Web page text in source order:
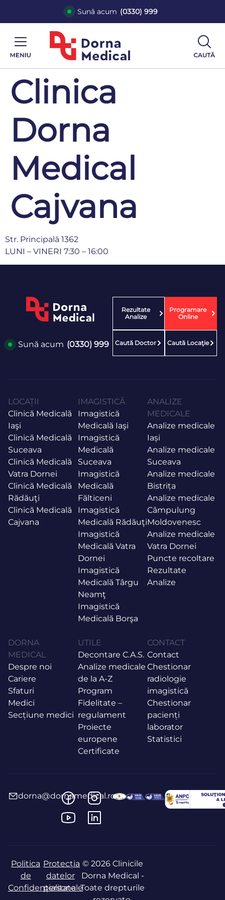
Sună acum (0330) 999
Clinica
Dorna
Medical
Cajvana
Str. Principală 1362
LUNI – VINERI 7:30 – 16:00
Sună acum (0330) 999
Rezultate
Analize
Programare
Online
Caută Doctor Caută Locaţie
LOCAȚII
Clinică Medicală
Iaşi
Clinică Medicală
Suceava
Clinică Medicală
Vatra Dornei
Clinică Medicală
Rădăuţi
Clinică Medicală
Cajvana
IMAGISTICĂ
Imagistică
Medicală Iaşi
Imagistică
Medicală
Suceava
Imagistică
Medicală
Fălticeni
Imagistică
Medicală Rădăuţi
Imagistică
Medicală Vatra
Dornei
Imagistică
Medicală Târgu
Neamţ
Imagistică
Medicală Borşa
ANALIZE
MEDICALE
Analize medicale
Iași
Analize medicale
Suceava
Analize medicale
Bistrița
Analize medicale
Câmpulung
Moldovenesc
Analize medicale
Vatra Dornei
Puncte recoltare
Rezultate
Analize
DORNA
MEDICAL
Despre noi
Cariere
Sfaturi
Medici
Secțiune medici
UTILE
Decontare C.A.S.
Analize medicale
de la A-Z
Program
Fidelitate –
regulament
Proiecte
europene
Certificate
CONTACT
Contact
Chestionar
radiologie
imagistică
Chestionar
pacienți
laborator
Statistici
dorna@dornamedical.ro
Politica
de
Confidențialitate
Protecția
datelor
personale
© 2026 Clinicile
Dorna Medical -
Toate drepturile